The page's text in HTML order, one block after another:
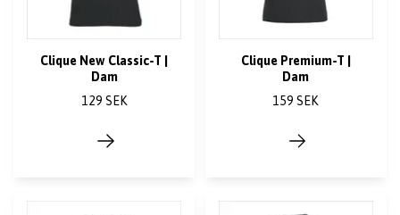
Clique New Classic-T |
Dam
129 SEK
Clique Premium-T |
Dam
159 SEK